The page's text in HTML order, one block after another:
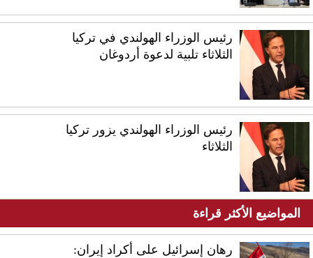
رئيس الوزراء الهولندي في تركيا
الثلاثاء تلبية لدعوة أردوغان
رئيس الوزراء الهولندي يزور تركيا
الثلاثاء
المواضيع الأكثر قراءة
رهان إسرائيل على أكراد إيران: